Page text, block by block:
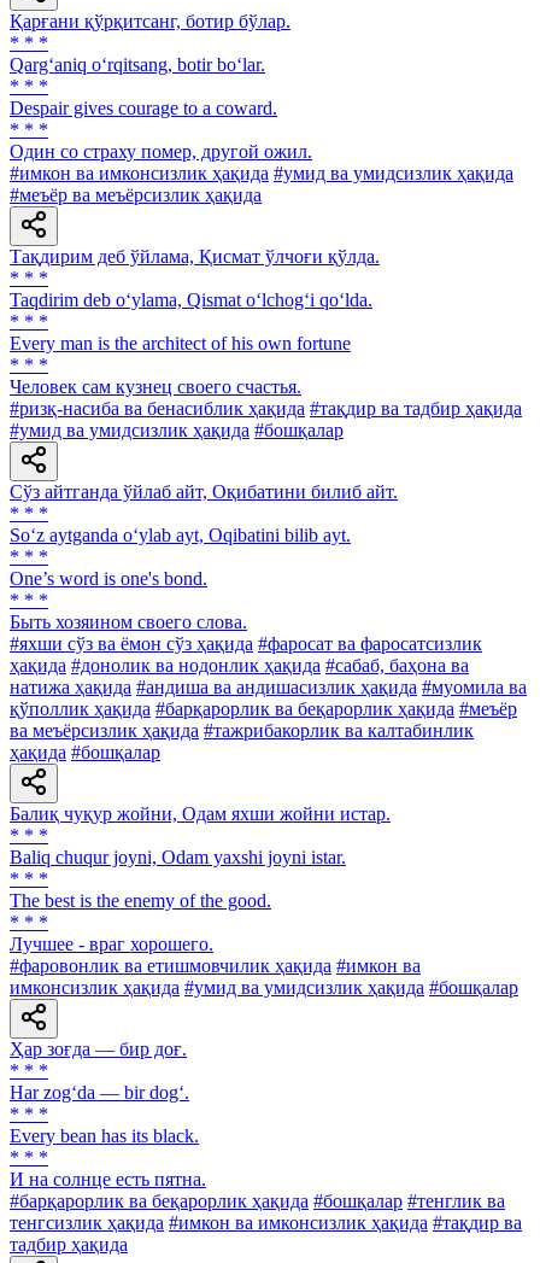
Қарғани қўрқитсанг, ботир бўлар.
* * *
Qarg‘aniq o‘rqitsang, botir bo‘lar.
* * *
Despair gives courage to a coward.
* * *
Один со страху помер, другой ожил.
#имкон ва имконсизлик ҳақида #умид ва умидсизлик ҳақида
#меъёр ва меъёрсизлик ҳақида
Тақдирим деб ўйлама, Қисмат ўлчоғи қўлда.
* * *
Taqdirim deb o‘ylama, Qismat o‘lchog‘i qo‘lda.
* * *
Every man is the architect of his own fortune
* * *
Человек сам кузнец своего счастья.
#ризқ-насиба ва бенасиблик ҳақида #тақдир ва тадбир ҳақида
#умид ва умидсизлик ҳақида #бошқалар
Сўз айтганда ўйлаб айт, Оқибатини билиб айт.
* * *
So‘z aytganda o‘ylab ayt, Oqibatini bilib ayt.
* * *
One’s word is one's bond.
* * *
Быть хозяином своего слова.
#яхши сўз ва ёмон сўз ҳақида #фаросат ва фаросатсизлик
ҳақида #донолик ва нодонлик ҳақида #сабаб, баҳона ва
натижа ҳақида #андиша ва андишасизлик ҳақида #муомила ва
қўполлик ҳақида #барқарорлик ва беқарорлик ҳақида #меъёр
ва меъёрсизлик ҳақида #тажрибакорлик ва калтабинлик
ҳақида #бошқалар
Балиқ чуқур жойни, Одам яхши жойни истар.
* * *
Baliq chuqur joyni, Odam yaxshi joyni istar.
* * *
The best is the enemy of the good.
* * *
Лучшее - враг хорошего.
#фаровонлик ва етишмовчилик ҳақида #имкон ва
имконсизлик ҳақида #умид ва умидсизлик ҳақида #бошқалар
Ҳар зоғда — бир доғ.
* * *
Har zog‘da — bir dog‘.
* * *
Every bean has its black.
* * *
И на солнце есть пятна.
#барқарорлик ва беқарорлик ҳақида #бошқалар #тенглик ва
тенгсизлик ҳақида #имкон ва имконсизлик ҳақида #тақдир ва
тадбир ҳақида